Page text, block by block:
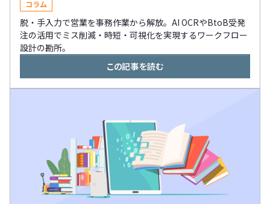
コラム
脱・手入力で営業を事務作業から解放。AI OCRやBtoB受発
注の活用でミス削減・時短・可視化を実現するワークフロー
設計の勘所。
この記事を読む